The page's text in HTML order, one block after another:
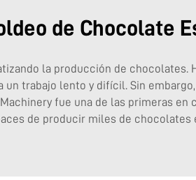
de Chocolate
la producción de
trabajo lento y difícil. Sin
fue una de las primeras
de producir miles de chocolates